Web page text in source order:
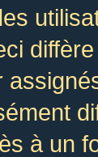
à un